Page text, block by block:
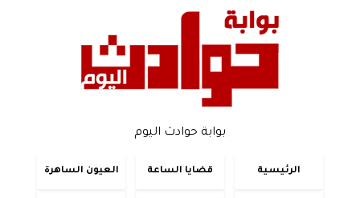
بوابة حوادث اليوم
الرئيسية قضايا الساعة العيون الساهرة